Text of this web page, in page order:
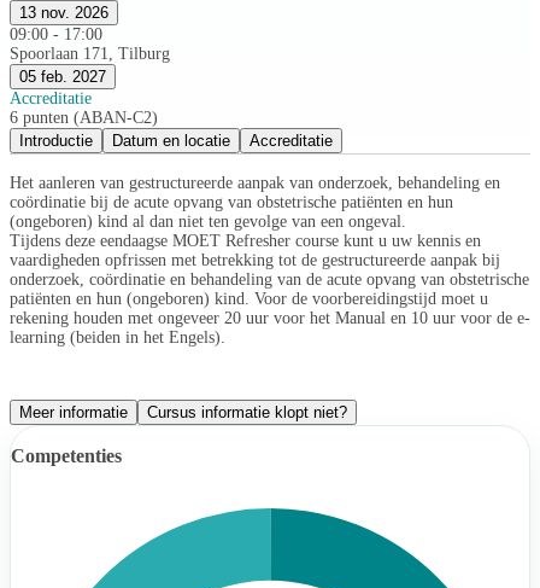
13 nov. 2026
09:00 - 17:00
Spoorlaan 171, Tilburg
05 feb. 2027
Accreditatie
6 punten (ABAN-C2)
Introductie
Datum en locatie Accreditatie
Het aanleren van gestructureerde aanpak van onderzoek, behandeling en
coördinatie bij de acute opvang van obstetrische patiënten en hun
(ongeboren) kind al dan niet ten gevolge van een ongeval.
Tijdens deze eendaagse MOET Refresher course kunt u uw kennis en
vaardigheden opfrissen met betrekking tot de gestructureerde aanpak bij
onderzoek, coördinatie en behandeling van de acute opvang van obstetrische
patiënten en hun (ongeboren) kind. Voor de voorbereidingstijd moet u
rekening houden met ongeveer 20 uur voor het Manual en 10 uur voor de e-
learning (beiden in het Engels).
Meer informatie Cursus informatie klopt niet?
Competenties